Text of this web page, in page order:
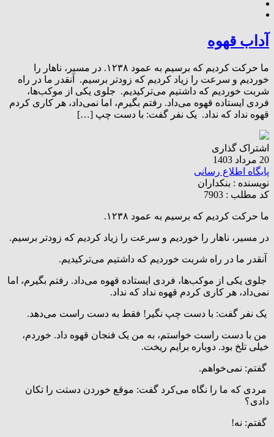
آداب قهوه
ما حرکت کردیم که برسیم به عمود ۱۲۳۸. در مسیر، ناهار را
خوردیم و سرعت را زیاد کردیم که زودتر برسیم. آنقدر ما در راه
شربت خوردیم که داشتیم می‌ترکیدیم. جلوی یکی از موکب‌ها،
فردی ایستاده قهوه می‌داد. رفتم بگیرم، اما نمی‌داد، هر کاری کردم
قهوه نداد که نداد. یک نفر گفت: با دست چپ […]
اشتراک گذاری
20 مرداد 1403
پایگاه اطلاع رسانی
نویسنده : بنکداران
کد مطلب : 7903
ما حرکت کردیم که برسیم به عمود ۱۲۳۸.
در مسیر، ناهار را خوردیم و سرعت را زیاد کردیم که زودتر برسیم.
آنقدر ما در راه شربت خوردیم که داشتیم می‌ترکیدیم.
جلوی یکی از موکب‌ها، فردی ایستاده قهوه می‌داد. رفتم بگیرم، اما
نمی‌داد، هر کاری کردم قهوه نداد که نداد.
یک نفر گفت: با دست چپ نگیر! فقط به دست راست می‌دهد.
من با دست راست خواستم، به من یک فنجان قهوه داد. خوردم،
خیلی تلخ بود. دوباره برایم ریخت.
گفتم: نمی‌خواهم.
مردی که ما را نگاه می‌کرد گفت: موقع خوردن دستت را تکان
دادی؟
گفتم: نه!